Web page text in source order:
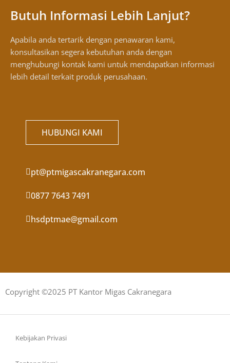
Butuh Informasi Lebih Lanjut?
Apabila anda tertarik dengan penawaran kami,
konsultasikan segera kebutuhan anda dengan
menghubungi kontak kami untuk mendapatkan informasi
lebih detail terkait produk perusahaan.
HUBUNGI KAMI
pt@ptmigascakranegara.com
0877 7643 7491
hsdptmae@gmail.com
Copyright ©2025 PT Kantor Migas Cakranegara
Kebijakan Privasi